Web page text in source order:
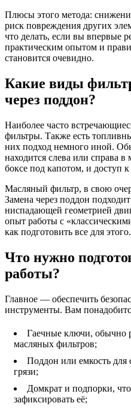
Плюсы этого метода:
риск повреждения других
что делать, если вы впервые
практическим опытом и
становится очевидно.
Какие виды
через поддон?
Наиболее часто
фильтры. Также есть
них подход немного иной.
находится слева или справа
боксе под капотом, и доступ к
Масляный фильтр, в свою
Замена через поддон
ниспадающей геометрией
опыт работы с
как подготовить все для этого.
Что нужно
работы?
Главное — обеспечить
инструменты. Вам
Гаечные ключи, обычно
масляных фильтров;
Поддон или емкость для
грязи;
Домкрат и подпорки,
зафиксировать её;